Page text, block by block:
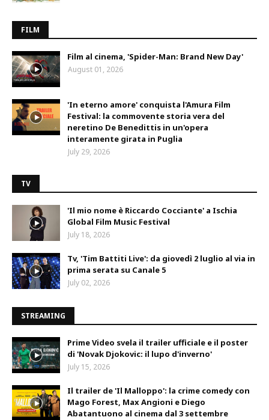
FILM
Film al cinema, 'Spider-Man: Brand New Day'
August 01, 2026
'In eterno amore' conquista l'Amura Film
Festival: la commovente storia vera del
neretino De Benedittis in un'opera
interamente girata in Puglia
July 29, 2026
TV
'Il mio nome è Riccardo Cocciante' a Ischia
Global Film Music Festival
July 18, 2026
Tv, 'Tim Battiti Live': da giovedì 2 luglio al via in
prima serata su Canale 5
July 02, 2026
STREAMING
Prime Video svela il trailer ufficiale e il poster
di 'Novak Djokovic: il lupo d'inverno'
July 15, 2026
Il trailer de 'Il Malloppo': la crime comedy con
Mago Forest, Max Angioni e Diego
Abatantuono al cinema dal 3 settembre